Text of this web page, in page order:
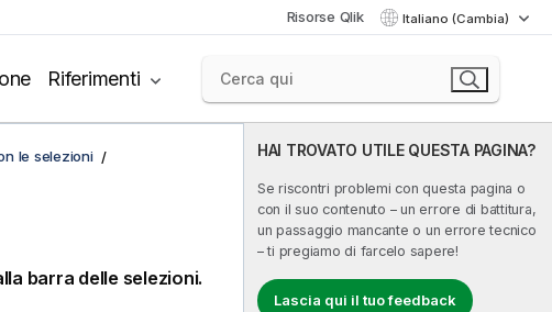
Risorse Qlik Italiano (Cambia)
Riferimenti
HAI TROVATO UTILE QUESTA PAGINA?
Se riscontri problemi con questa pagina o
con il suo contenuto – un errore di battitura,
un passaggio mancante o un errore tecnico
– ti pregiamo di farcelo sapere!
Lascia qui il tuo feedback
le selezioni
barra delle selezioni.